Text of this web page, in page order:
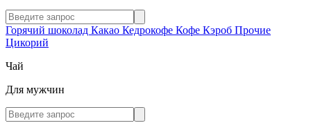
Горячий шоколад Какао Кедрокофе Кофе Кэроб Прочие
Цикорий
Чай
Для мужчин